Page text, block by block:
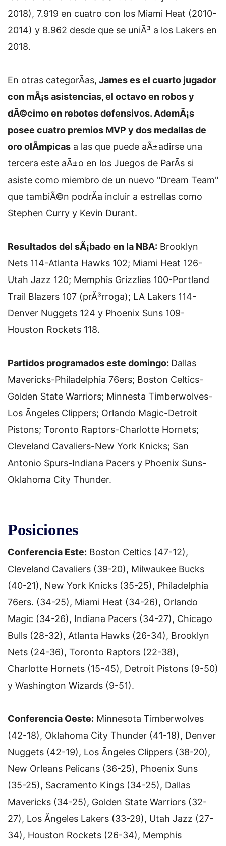
2018), 7.919 en cuatro con los Miami Heat (2010-
2014) y 8.962 desde que se uniÃ³ a los Lakers en
2018.
En otras categorÃ­as, James es el cuarto jugador
con mÃ¡s asistencias, el octavo en robos y
dÃ©cimo en rebotes defensivos. AdemÃ¡s
posee cuatro premios MVP y dos medallas de
oro olÃ­mpicas a las que puede aÃ±adirse una
tercera este aÃ±o en los Juegos de ParÃ­s si
asiste como miembro de un nuevo "Dream Team"
que tambiÃ©n podrÃ­a incluir a estrellas como
Stephen Curry y Kevin Durant.
Resultados del sÃ¡bado en la NBA: Brooklyn
Nets 114-Atlanta Hawks 102; Miami Heat 126-
Utah Jazz 120; Memphis Grizzlies 100-Portland
Trail Blazers 107 (prÃ³rroga); LA Lakers 114-
Denver Nuggets 124 y Phoenix Suns 109-
Houston Rockets 118.
Partidos programados este domingo: Dallas
Mavericks-Philadelphia 76ers; Boston Celtics-
Golden State Warriors; Minnesta Timberwolves-
Los Ãngeles Clippers; Orlando Magic-Detroit
Pistons; Toronto Raptors-Charlotte Hornets;
Cleveland Cavaliers-New York Knicks; San
Antonio Spurs-Indiana Pacers y Phoenix Suns-
Oklahoma City Thunder.
Posiciones
Conferencia Este: Boston Celtics (47-12),
Cleveland Cavaliers (39-20), Milwaukee Bucks
(40-21), New York Knicks (35-25), Philadelphia
76ers. (34-25), Miami Heat (34-26), Orlando
Magic (34-26), Indiana Pacers (34-27), Chicago
Bulls (28-32), Atlanta Hawks (26-34), Brooklyn
Nets (24-36), Toronto Raptors (22-38),
Charlotte Hornets (15-45), Detroit Pistons (9-50)
y Washington Wizards (9-51).
Conferencia Oeste: Minnesota Timberwolves
(42-18), Oklahoma City Thunder (41-18), Denver
Nuggets (42-19), Los Ãngeles Clippers (38-20),
New Orleans Pelicans (36-25), Phoenix Suns
(35-25), Sacramento Kings (34-25), Dallas
Mavericks (34-25), Golden State Warriors (32-
27), Los Ãngeles Lakers (33-29), Utah Jazz (27-
34), Houston Rockets (26-34), Memphis